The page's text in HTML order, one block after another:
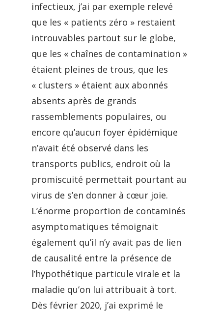
infectieux, j’ai par exemple relevé
que les « patients zéro » restaient
introuvables partout sur le globe,
que les « chaînes de contamination »
étaient pleines de trous, que les
« clusters » étaient aux abonnés
absents après de grands
rassemblements populaires, ou
encore qu’aucun foyer épidémique
n’avait été observé dans les
transports publics, endroit où la
promiscuité permettait pourtant au
virus de s’en donner à cœur joie.
L’énorme proportion de contaminés
asymptomatiques témoignait
également qu’il n’y avait pas de lien
de causalité entre la présence de
l’hypothétique particule virale et la
maladie qu’on lui attribuait à tort.
Dès février 2020, j’ai exprimé le